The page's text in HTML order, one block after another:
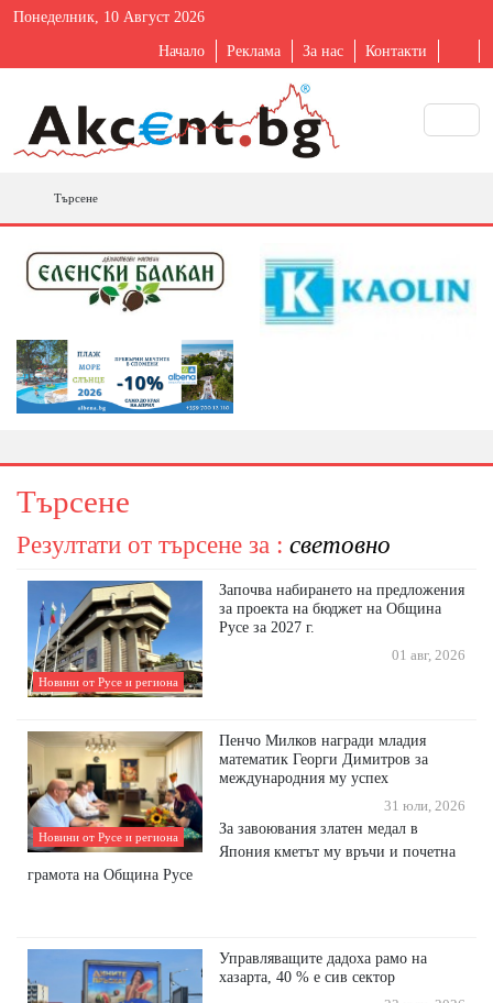
Понеделник, 10 Август 2026
Начало Реклама За нас Контакти
Търсене
Търсене
Резултати от търсене за : световно
Новини от Русе и региона
Започва набирането на предложения
за проекта на бюджет на Община
Русе за 2027 г.
01 авг, 2026
Новини от Русе и региона
Пенчо Милков награди младия
математик Георги Димитров за
международния му успех
31 юли, 2026
За завоювания златен медал в
Япония кметът му връчи и почетна
грамота на Община Русе
Управляващите дадоха рамо на
хазарта, 40 % е сив сектор